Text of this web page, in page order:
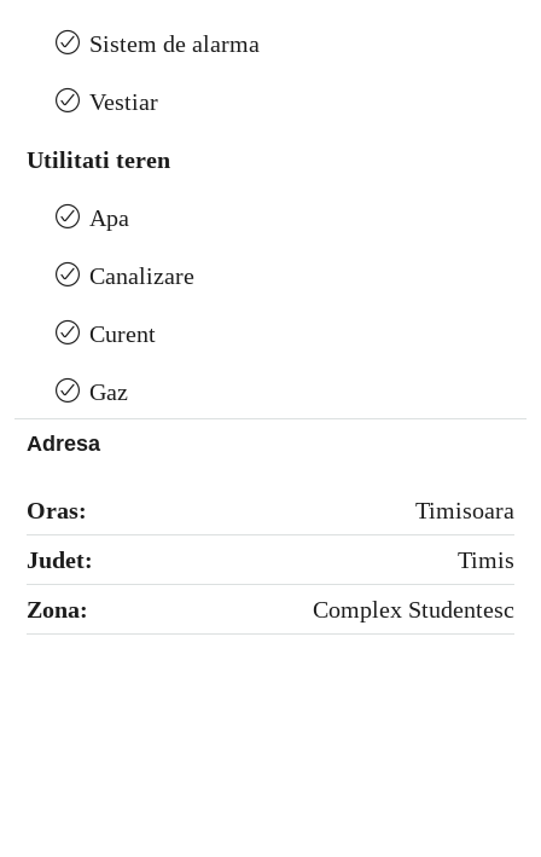
Sistem de alarma
Vestiar
Utilitati teren
Apa
Canalizare
Curent
Gaz
Adresa
Oras:
Timisoara
Judet:
Timis
Zona:
Complex Studentesc